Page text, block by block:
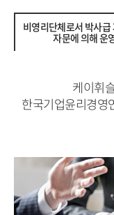
비영리단체로서 박사급
자문에 의해 운
케이휘
한국기업윤리경영